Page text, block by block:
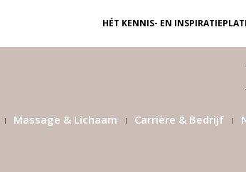
HÉT KENNIS- EN
Massage & Lichaam Carrière & Bedrijf